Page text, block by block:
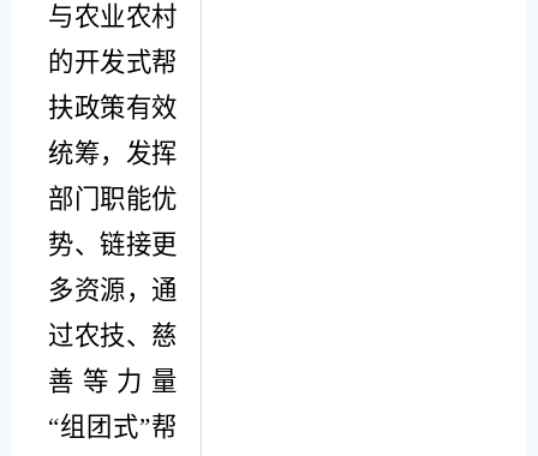
与农业农村
的开发式帮
扶政策有效
统筹，发挥
部门 职能优
势、链接更
多资源，通
过农技、慈
善等力量
“组团式”帮